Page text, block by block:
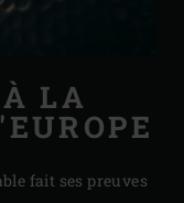
LA
fait ses preuves